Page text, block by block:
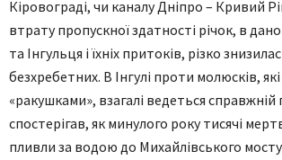
Кіровограді, чи каналу Дніпро – Кривий
втрату пропускної здатності річок, в
та Інгульця і їхніх притоків, різко
безхребетних. В Інгулі проти молюсків,
«ракушками», взагалі ведеться
спостерігав, як минулого року тисячі
пливли за водою до Михайлівського